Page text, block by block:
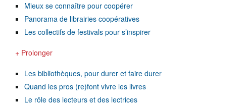
Mieux se connaître pour coopérer
Panorama de librairies coopératives
Les collectifs de festivals pour s’inspirer
+ Prolonger
Les bibliothèques, pour durer et faire durer
Quand les pros (re)font vivre les livres
Le rôle des lecteurs et des lectrices